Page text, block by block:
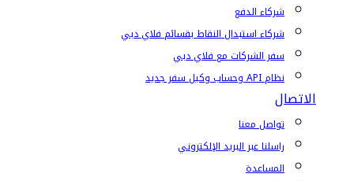
شركاء الدفع
شركاء استبدال النقاط بقسائم فلاي دبي
سفر الشركات مع فلاي دبي
نظام API وحساب وكيل سفر جديد
الاتصال
تواصل معنا
راسلنا عبر البريد الإلكتروني
المساعدة